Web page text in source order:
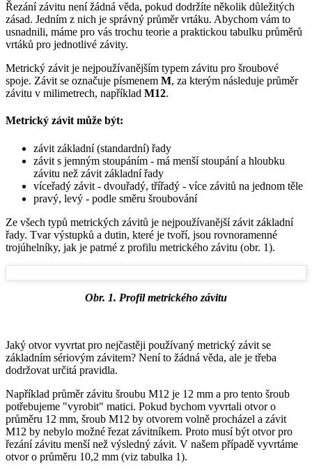
Řezání závitu není žádná věda, pokud dodržíte několik důležitých
zásad. Jedním z nich je správný průměr vrtáku. Abychom vám to
usnadnili, máme pro vás trochu teorie a praktickou tabulku průměrů
vrtáků pro jednotlivé závity.
Metrický závit je nejpoužívanějším typem závitu pro šroubové
spoje. Závit se označuje písmenem M, za kterým následuje průměr
závitu v milimetrech, například M12.
Metrický závit může být:
závit základní (standardní) řady
závit s jemným stoupáním - má menší stoupání a hloubku
závitu než závit základní řady
víceřadý závit - dvouřadý, třířadý - více závitů na jednom těle
pravý, levý - podle směru šroubování
Ze všech typů metrických závitů je nejpoužívanější závit základní
řady. Tvar výstupků a dutin, které je tvoří, jsou rovnoramenné
trojúhelníky, jak je patrné z profilu metrického závitu (obr. 1).
Obr. 1. Profil metrického závitu
Jaký otvor vyvrtat pro nejčastěji používaný metrický závit se
základním sériovým závitem? Není to žádná věda, ale je třeba
dodržovat určitá pravidla.
Například průměr závitu šroubu M12 je 12 mm a pro tento šroub
potřebujeme "vyrobit" matici. Pokud bychom vyvrtali otvor o
průměru 12 mm, šroub M12 by otvorem volně procházel a závit
M12 by nebylo možné řezat závitníkem. Proto musí být otvor pro
řezání závitu menší než výsledný závit. V našem případě vyvrtáme
otvor o průměru 10,2 mm (viz tabulka 1).